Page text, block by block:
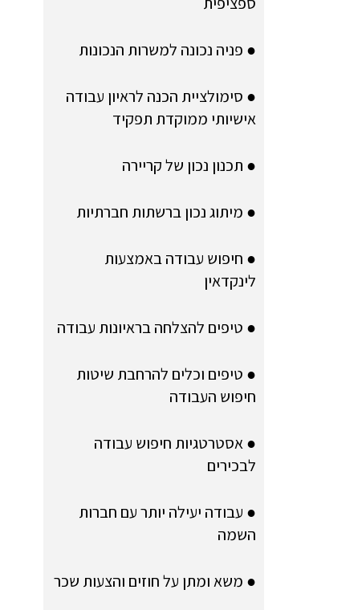
● פניה נכונה למשרות הנכונות
● סימולציית הכנה לראיון עבודה
אישיותי ממוקדת תפקיד
● תכנון נכון של קריירה
● מיתוג נכון ברשתות חברתיות
● חיפוש עבודה באמצעות
לינקדאין
● טיפים להצלחה בראיונות עבודה
● טיפים וכלים להרחבת שיטות
חיפוש העבודה
● אסטרטגיות חיפוש עבודה
לבכירים
● עבודה יעילה יותר עם חברות
השמה
● משא ומתן על חוזים והצעות שכר